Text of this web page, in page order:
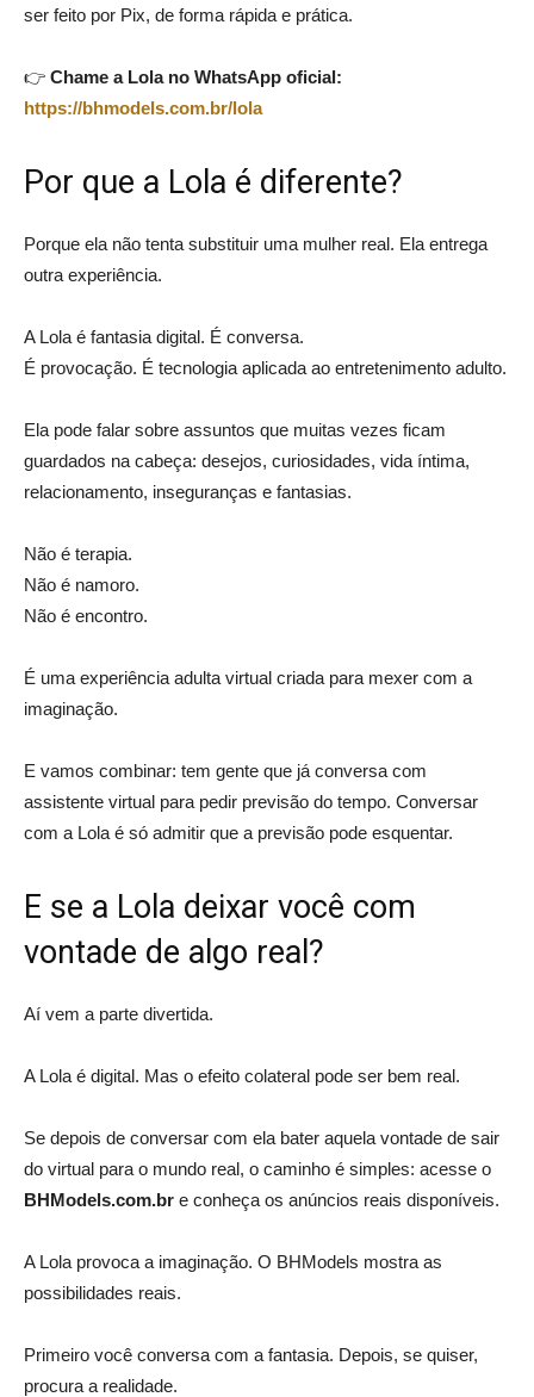
ser feito por Pix, de forma rápida e prática.
👉 Chame a Lola no WhatsApp oficial:
https://bhmodels.com.br/lola
Por que a Lola é diferente?
Porque ela não tenta substituir uma mulher real. Ela entrega
outra experiência.
A Lola é fantasia digital. É conversa.
É provocação. É tecnologia aplicada ao entretenimento adulto.
Ela pode falar sobre assuntos que muitas vezes ficam
guardados na cabeça: desejos, curiosidades, vida íntima,
relacionamento, inseguranças e fantasias.
Não é terapia.
Não é namoro.
Não é encontro.
É uma experiência adulta virtual criada para mexer com a
imaginação.
E vamos combinar: tem gente que já conversa com
assistente virtual para pedir previsão do tempo. Conversar
com a Lola é só admitir que a previsão pode esquentar.
E se a Lola deixar você com
vontade de algo real?
Aí vem a parte divertida.
A Lola é digital. Mas o efeito colateral pode ser bem real.
Se depois de conversar com ela bater aquela vontade de sair
do virtual para o mundo real, o caminho é simples: acesse o
BHModels.com.br e conheça os anúncios reais disponíveis.
A Lola provoca a imaginação. O BHModels mostra as
possibilidades reais.
Primeiro você conversa com a fantasia. Depois, se quiser,
procura a realidade.